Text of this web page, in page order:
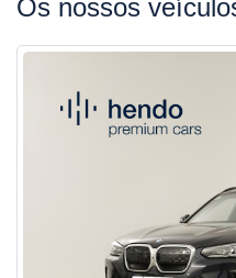
Os nossos